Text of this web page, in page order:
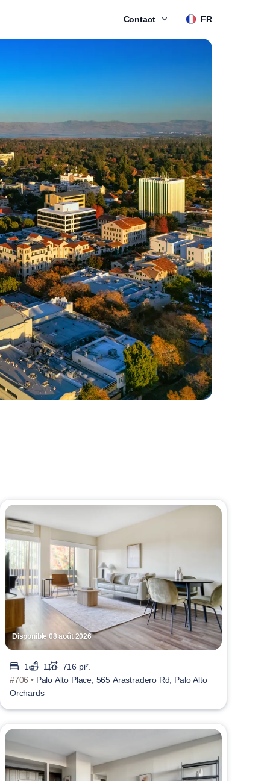
Contact FR
Disponible 08 août 2026
1 1
716 pi².
#706 • Palo Alto Place, 565 Arastradero Rd, Palo Alto
Orchards